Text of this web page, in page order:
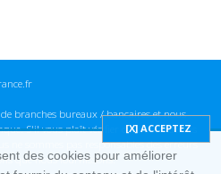
branches bureaux / bancaires et nous
S'il vous plaît vérifier ces informations
ne sommes pas responsables des erreurs
que nous fournissons.
des cookies pour améliorer